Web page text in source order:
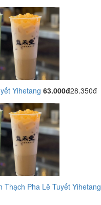
Yihetang 63.000đ28.350đ
Thạch Pha Lê Tuyết Yihetang